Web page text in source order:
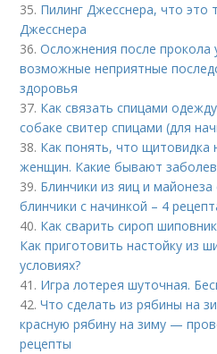
35. Пилинг Джесснера, что это
Джесснера
36.Осложнения после прокола
возможные неприятные
здоровья
37. Как связать спицами
собаке свитер спицами (для
38. Как понять, что щитовидка
женщин. Какие бывают
39. Блинчики из яиц и
блинчики с начинкой – 4
40. Как сварить сироп
Как приготовить настойку из
условиях?
41. Игра лотерея шуточная.
42.Что сделать из рябины на
красную рябину на зиму —
рецепты